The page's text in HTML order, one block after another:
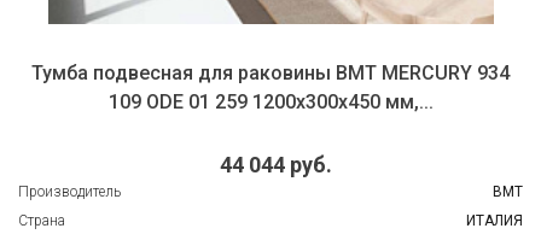
Тумба подвесная для раковины BMT MERCURY 934
109 ODE 01 259 1200х300х450 мм,...
44 044 руб.
Производитель
BMT
Страна
ИТАЛИЯ